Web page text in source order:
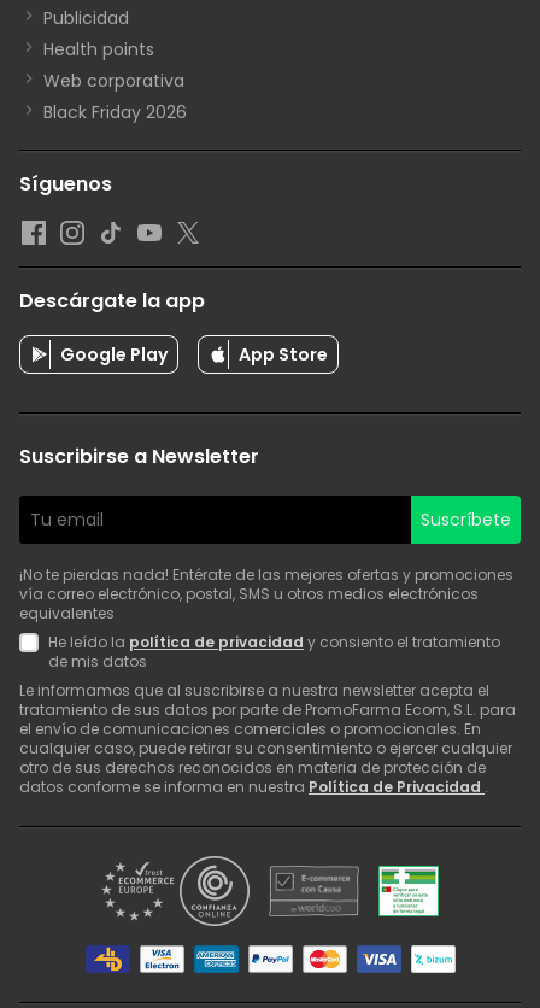
Publicidad
Health points
Web corporativa
Black Friday 2026
Síguenos
Descárgate la app
Google Play App Store
Suscribirse a Newsletter
Suscríbete
¡No te pierdas nada! Entérate de las mejores ofertas y promociones
vía correo electrónico, postal, SMS u otros medios electrónicos
equivalentes
He leído la política de privacidad y consiento el tratamiento
de mis datos
Le informamos que al suscribirse a nuestra newsletter acepta el
tratamiento de sus datos por parte de PromoFarma Ecom, S.L. para
el envío de comunicaciones comerciales o promocionales. En
cualquier caso, puede retirar su consentimiento o ejercer cualquier
otro de sus derechos reconocidos en materia de protección de
datos conforme se informa en nuestra Política de Privacidad .